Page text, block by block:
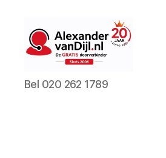
AlexandervanDijl.nl
Bel 020 262 1789